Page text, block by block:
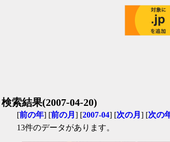
検索結果(2007-04-20)
[前の年] [前の月 ] [2007-04] [次の月 ] [次の
13件のデータがあります。